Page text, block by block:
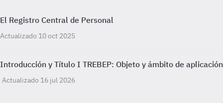
El Registro Central de Personal
Actualizado 10 oct 2025
Introducción y Título I TREBEP: Objeto y ámbito de aplicación
Actualizado 16 jul 2026